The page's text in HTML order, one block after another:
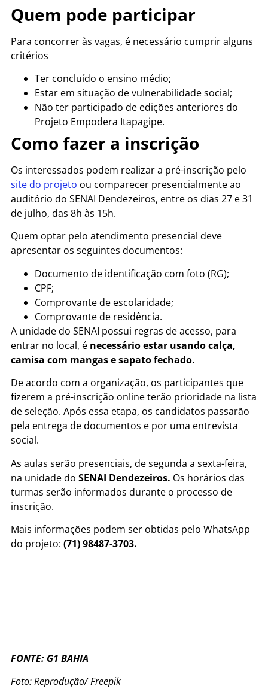
Quem pode participar
Para concorrer às vagas, é necessário cumprir alguns
critérios
Ter concluído o ensino médio;
Estar em situação de vulnerabilidade social;
Não ter participado de edições anteriores do
Projeto Empodera Itapagipe.
Como fazer a inscrição
Os interessados podem realizar a pré-inscrição pelo
site do projeto ou comparecer presencialmente ao
auditório do SENAI Dendezeiros, entre os dias 27 e 31
de julho, das 8h às 15h.
Quem optar pelo atendimento presencial deve
apresentar os seguintes documentos:
Documento de identificação com foto (RG);
CPF;
Comprovante de escolaridade;
Comprovante de residência.
A unidade do SENAI possui regras de acesso, para
entrar no local, é necessário estar usando calça,
camisa com mangas e sapato fechado.
De acordo com a organização, os participantes que
fizerem a pré-inscrição online terão prioridade na lista
de seleção. Após essa etapa, os candidatos passarão
pela entrega de documentos e por uma entrevista
social.
As aulas serão presenciais, de segunda a sexta-feira,
na unidade do SENAI Dendezeiros. Os horários das
turmas serão informados durante o processo de
inscrição.
Mais informações podem ser obtidas pelo WhatsApp
do projeto: (71) 98487-3703.
FONTE: G1 BAHIA
Foto: Reprodução/ Freepik